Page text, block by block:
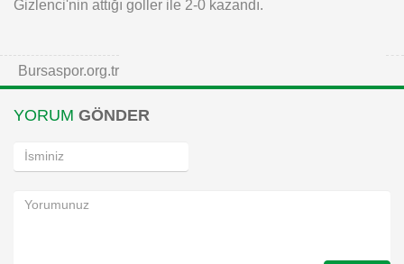
Gizlenci'nin attığı goller ile 2-0 kazandı.
Bursaspor.org.tr
YORUM GÖNDER